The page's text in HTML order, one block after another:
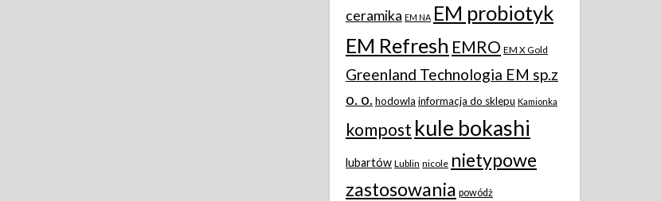
ceramika EM NA EM probiotyk
EM Refresh EMRO EM X Gold
Greenland Technologia EM sp.z
o. o.hodowla informacja do sklepu Kamionka
kompost kule bokashi
lubartów Lublin nicole nietypowe
zastosowania powódż